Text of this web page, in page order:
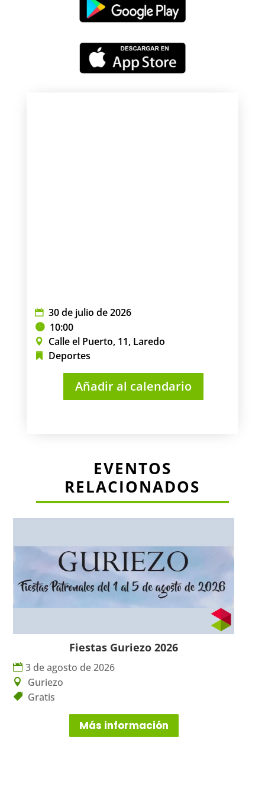
30 de julio de 2026
10:00
Calle el Puerto, 11, Laredo
Deportes
Añadir al calendario
EVENTOS
RELACIONADOS
Fiestas Guriezo 2026
3 de agosto de 2026
Guriezo
Gratis
Más información